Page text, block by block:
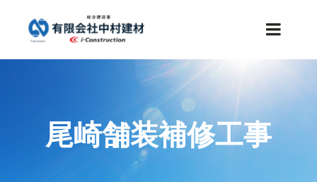
content
Toggle
HOME
事業内容
尾崎舗装補修工事